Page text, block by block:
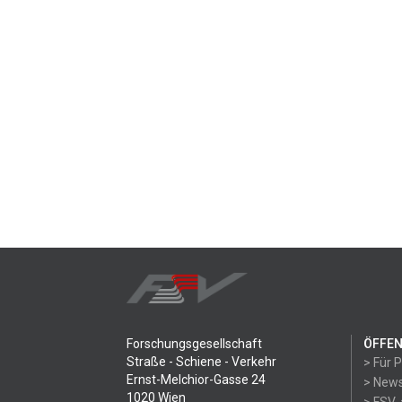
Forschungsgesellschaft
Straße - Schiene - Verkehr
Ernst-Melchior-Gasse 24
1020 Wien
> Für
>